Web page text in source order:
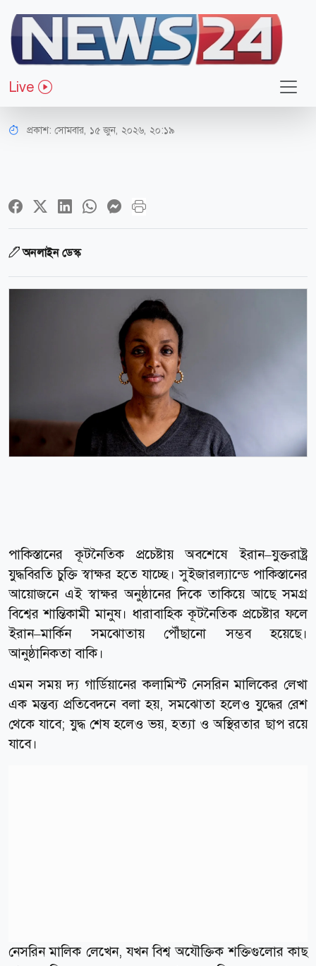
Live
আন্তর্জাতিক
যুদ্ধ শেষ হলেও ভয়, হত্যা আর অস্থিরতার
ছাপ থেকে যাবে: গার্ডিয়ানের বিশ্লেষণ
প্রকাশ: সোমবার, ১৫ জুন, ২০২৬, ২০:১৯
অনলাইন ডেস্ক
পাকিস্তানের কূটনৈতিক প্রচেষ্টায় অবশেষে ইরান–যুক্তরাষ্ট্র
যুদ্ধবিরতি চুক্তি স্বাক্ষর হতে যাচ্ছে। সুইজারল্যান্ডে পাকিস্তানের
আয়োজনে এই স্বাক্ষর অনুষ্ঠানের দিকে তাকিয়ে আছে সমগ্র
বিশ্বের শান্তিকামী মানুষ। ধারাবাহিক কূটনৈতিক প্রচেষ্টার ফলে
ইরান–মার্কিন সমঝোতায় পৌঁছানো সম্ভব হয়েছে।
আনুষ্ঠানিকতা বাকি।
এমন সময় দ্য গার্ডিয়ানের কলামিস্ট নেসরিন মালিকের লেখা
এক মন্তব্য প্রতিবেদনে বলা হয়, সমঝোতা হলেও যুদ্ধের রেশ
থেকে যাবে; যুদ্ধ শেষ হলেও ভয়, হত্যা ও অস্থিরতার ছাপ রয়ে
যাবে।
নেসরিন মালিক লেখেন, যখন বিশ্ব অযৌক্তিক শক্তিগুলোর কাছ